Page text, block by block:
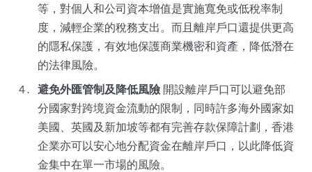
等，對個人和公司資本增值是實施寬免或低稅率制
度，減輕企業的稅務支出。而且離岸戶口還提供更高
的隱私保護，有效地保護商業機密和資產，降低潛在
的法律風險。
避免外匯管制及降低風險 開設離岸戶口可以避免部
分國家對跨境資金流動的限制，同時許多海外國家如
美國、英國及新加坡等都有完善存款保障計劃，香港
企業亦可以安心地分配資金在離岸戶口，以此降低資
金集中在單一市場的風險。